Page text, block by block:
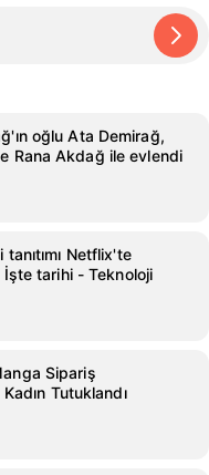
oğlu Ata Demirağ,
Rana Akdağ ile evlendi
tanıtımı Netflix'te
İşte tarihi - Teknoloji
Sipariş
Kadın Tutuklandı